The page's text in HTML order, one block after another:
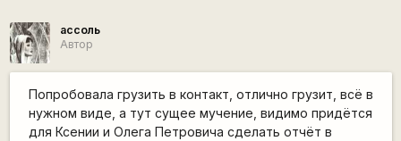
ассоль
Автор
Попробовала грузить в контакт, отлично грузит, всё в
нужном виде, а тут сущее мучение, видимо придётся
для Ксении и Олега Петровича сделать отчёт в